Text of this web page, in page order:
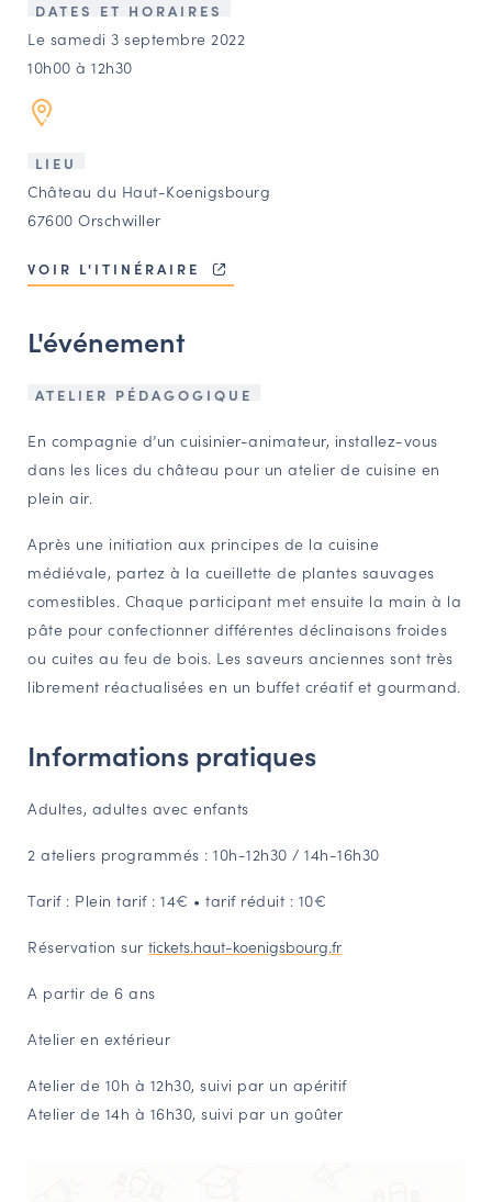
LES ACTIONS PHARES
CONTACT
Agenda
Annuaire
Ressources
BOURSE D’ÉCHANGE
CARTES DES NAUDIN
Espace acteurs
PORTAIL CULTURE
Comité d'Histoire Régionale
VOUS ÊTES…
Responsables de structures
Étudiants & chercheurs
DATES ET HORAIRES
Le samedi 3 septembre 2022
10h00 à 12h30
LIEU
Château du Haut-Koenigsbourg
67600 Orschwiller
VOIR L'ITINÉRAIRE
L'événement
ATELIER PÉDAGOGIQUE
En compagnie d’un cuisinier-animateur, installez-vous
dans les lices du château pour un atelier de cuisine en
plein air.
Après une initiation aux principes de la cuisine
médiévale, partez à la cueillette de plantes sauvages
comestibles. Chaque participant met ensuite la main à la
pâte pour confectionner différentes déclinaisons froides
ou cuites au feu de bois. Les saveurs anciennes sont très
librement réactualisées en un buffet créatif et gourmand.
Informations pratiques
Adultes, adultes avec enfants
2 ateliers programmés : 10h-12h30 / 14h-16h30
Tarif : Plein tarif : 14€ • tarif réduit : 10€
Réservation sur tickets.haut-koenigsbourg.fr
A partir de 6 ans
Atelier en extérieur
Atelier de 10h à 12h30, suivi par un apéritif
Atelier de 14h à 16h30, suivi par un goûter